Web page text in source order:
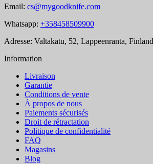
Email: cs@mygoodknife.com
Whatsapp: +358458509900
Adresse: Valtakatu, 52, Lappeenranta, Finland
Information
Livraison
Garantie
Conditions de vente
À propos de nous
Paiements sécurisés
Droit de rétractation
Politique de confidentialité
FAQ
Magasins
Blog